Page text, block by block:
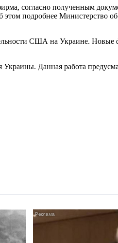
согласно полученным
подробнее Министерство
США на Украине. Новые
Данная работа